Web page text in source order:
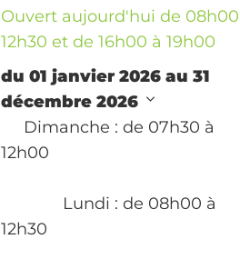
Ouvert aujourd'hui de
12h30 et de 16h00 à 19h00
du 01 janvier 2026 au 31
décembre 2026
Dimanche : de 07h30 à
12h00
Lundi : de 08h00 à
12h30